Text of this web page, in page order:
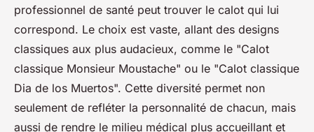
professionnel de santé peut trouver le calot qui lui
correspond. Le choix est vaste, allant des designs
classiques aux plus audacieux, comme le "Calot
classique Monsieur Moustache" ou le "Calot classique
Dia de los Muertos". Cette diversité permet non
seulement de refléter la personnalité de chacun, mais
aussi de rendre le milieu médical plus accueillant et